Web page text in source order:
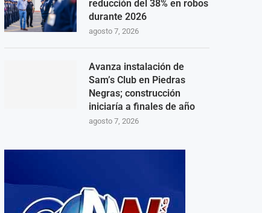
reducción del 38% en robos
durante 2026
agosto 7, 2026
Avanza instalación de
Sam’s Club en Piedras
Negras; construcción
iniciaría a finales de año
agosto 7, 2026